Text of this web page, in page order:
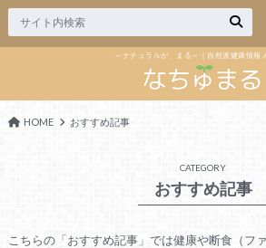
～ナチュラルが、まる～｜自然派健康情報
HOME おすすめ記事
CATEGORY
おすすめ記事
こちらの「おすすめ記事」では健康や断食（フ